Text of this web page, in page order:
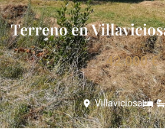
Terreno en
42.000 €
Villaviciosa